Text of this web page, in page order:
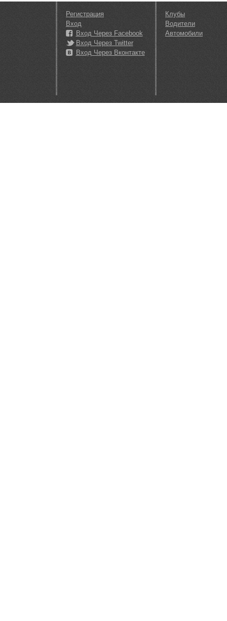
Регистрация
Вход
Вход Через Facebook
Вход Через Twitter
Вход Через Вконтакте
Клубы
Водители
Автомобили